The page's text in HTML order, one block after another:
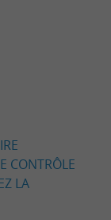
CONTRÔLE
LA